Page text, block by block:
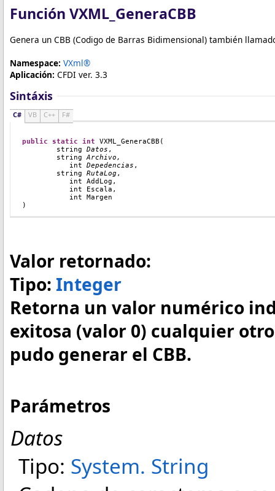
Función VXML_GeneraCBB
Genera un CBB (Codigo de Barras Bidimensional) también
Namespace: VXml®
Aplicación: CFDI ver. 3.3
Sintáxis
C# VB C++ F#
public static int VXML_GeneraCBB (
string
Datos ,
string
Archivo,
   int
Depedencias ,
string
RutaLog ,
   int
AddLog ,
int Escala ,
int Margen
)
Valor retornado:
Tipo: Integer
Retorna un valor numérico
exitosa (valor 0) cualquier
pudo generar el CBB.
Parámetros
Datos
Tipo: System. String